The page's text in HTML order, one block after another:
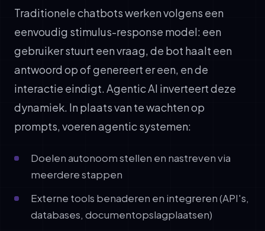
Traditionele chatbots werken volgens een
eenvoudig stimulus-response model: een
gebruiker stuurt een vraag, de bot haalt een
antwoord op of genereert er een, en de
interactie eindigt. Agentic AI inverteert deze
dynamiek. In plaats van te wachten op
prompts, voeren agentic systemen:
Doelen autonoom stellen en nastreven via
meerdere stappen
Externe tools benaderen en integreren (API's,
databases, documentopslagplaatsen)